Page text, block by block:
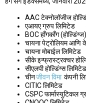
AAC टेक्नोलॉजीज
एआयए ग्रुप लिमिटेड
BOC हाँगकाँग
चायना पेट्रोलियम आणि
चायना मोबाईल लिमिटेड
सीके इन्फ्रास्ट्रक्चर
सीएलपी होल्डिंग्स लिमिटेड
चीनजीवन विमा कंपनी
CITIC लिमिटेड
CSPC फार्मास्युटिकल